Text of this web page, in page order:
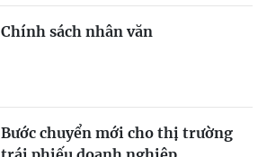
Chính sách nhân văn
Bước chuyển mới cho thị trường